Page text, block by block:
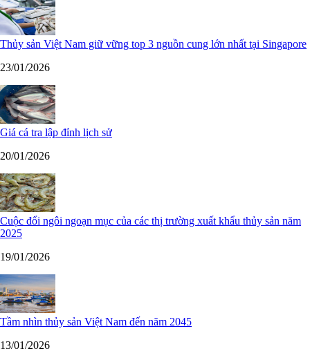
Thủy sản Việt Nam giữ vững top 3 nguồn cung lớn nhất tại Singapore
23/01/2026
Giá cá tra lập đỉnh lịch sử
20/01/2026
Cuộc đổi ngôi ngoạn mục của các thị trường xuất khẩu thủy sản năm
2025
19/01/2026
Tầm nhìn thủy sản Việt Nam đến năm 2045
13/01/2026